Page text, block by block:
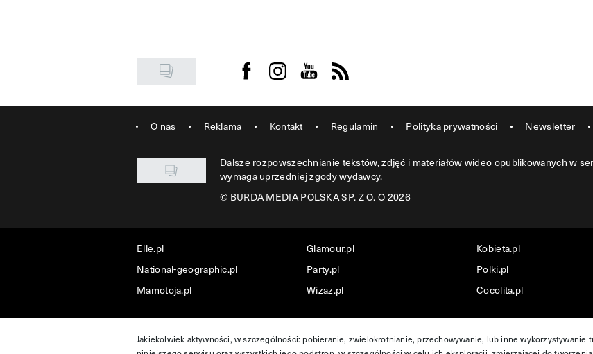
Visit us on Facebook
Visit us on Instagram
Visit us on Youtube
Visit us on Rss
O nas Reklama Kontakt Regulamin Polityka prywatności Newsletter
Dalsze rozpowszechnianie tekstów, zdjęć i materiałów wideo opublikowanych w
wymaga uprzedniej zgody wydawcy.
© BURDA MEDIA POLSKA SP. Z O. O 2026
Elle.pl Glamour.pl Kobieta.pl
National-geographic.pl
Party.pl Polki.pl
Mamotoja.pl
Wizaz.pl Cocolita.pl
Jakiekolwiek aktywności, w szczególności: pobieranie, zwielokrotnianie, przechowywanie, lub inne wykorzystywanie